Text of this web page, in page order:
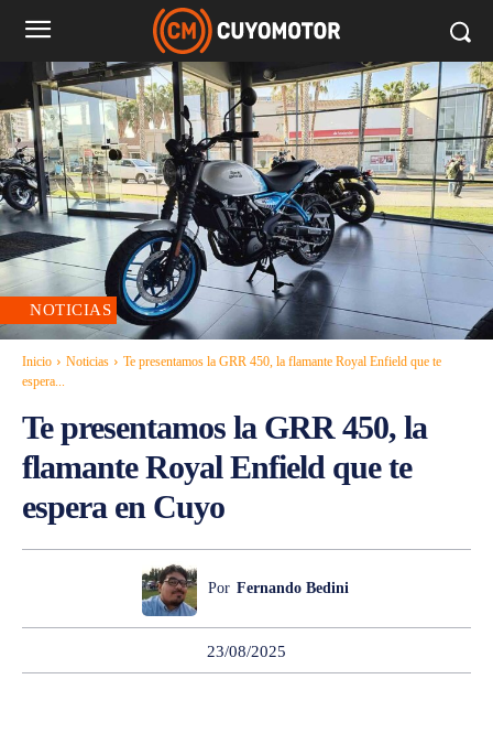
NOTICIAS
Inicio Noticias
Te presentamos la GRR 450, la flamante Royal Enfield que te
espera...
Te presentamos la GRR 450, la
flamante Royal Enfield que te
espera en Cuyo
Por Fernando Bedini
23/08/2025